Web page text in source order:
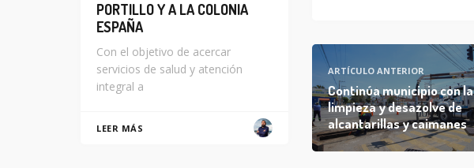
ARTÍCULO ANTERIOR
Continúa municipio con la
limpieza y desazolve de
alcantarillas y caimanes
PORTILLO Y A LA COLONIA
ESPAÑA
Con el objetivo de acercar
servicios de salud y atención
integral a
LEER MÁS